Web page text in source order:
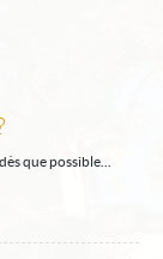
que possible...